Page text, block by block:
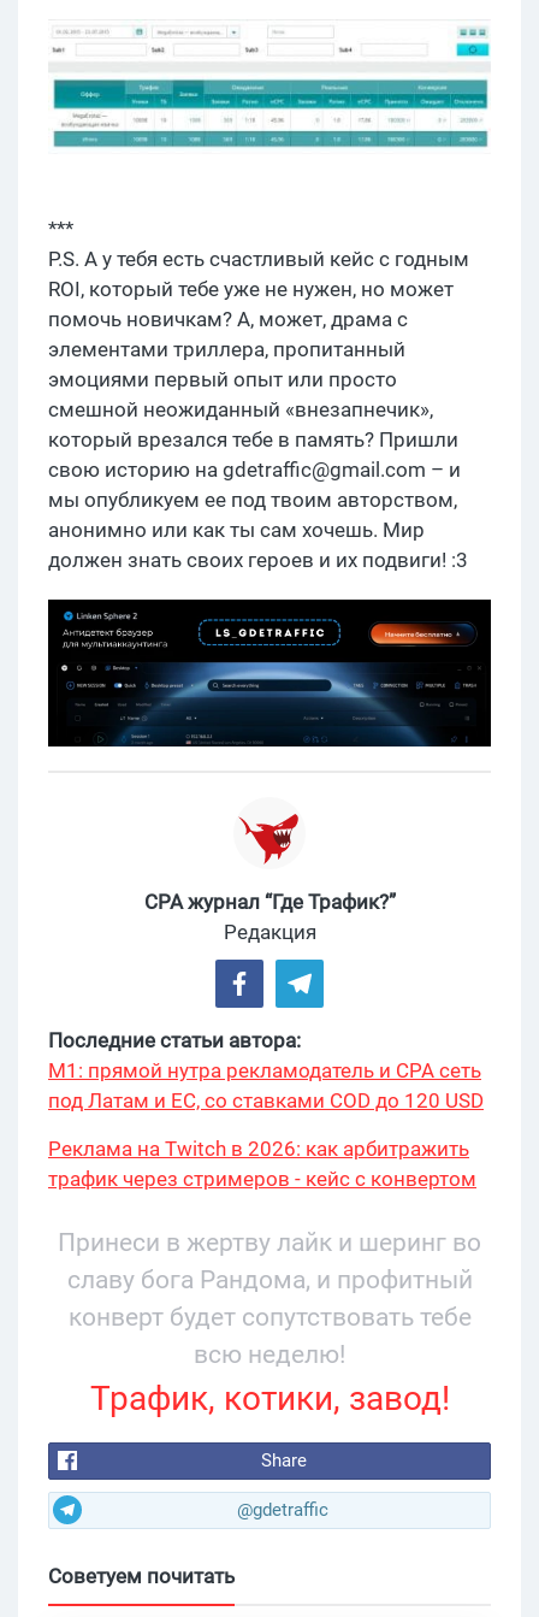
***
P.S. А у тебя есть счастливый кейс с годным
ROI, который тебе уже не нужен, но может
помочь новичкам? А, может, драма с
элементами триллера, пропитанный
эмоциями первый опыт или просто
смешной неожиданный «внезапнечик»,
который врезался тебе в память? Пришли
свою историю на gdetraffic@gmail.com – и
мы опубликуем ее под твоим авторством,
анонимно или как ты сам хочешь. Мир
должен знать своих героев и их подвиги! :3
CPA журнал “Где Трафик?”
Редакция
Последние статьи автора:
М1: прямой нутра рекламодатель и CPA сеть
под Латам и ЕС, со ставками COD до 120 USD
Реклама на Twitch в 2026: как арбитражить
трафик через стримеров - кейс с конвертом
Принеси в жертву лайк и шеринг во
славу бога Рандома, и профитный
конверт будет сопутствовать тебе
всю неделю!
Трафик, котики, завод!
Share
@gdetraffic
Советуем почитать